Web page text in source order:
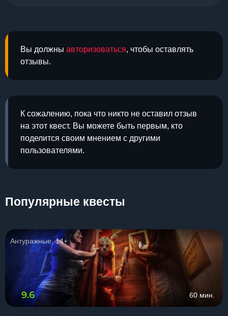
Вы должны авторизоваться, чтобы оставлять
отзывы.
К сожалению, пока что никто не оставил отзыв
на этот квест. Вы можете быть первым, кто
поделится своим мнением с другими
пользователями.
Популярные квесты
Антуражные, 14+
9.6 60 мин.